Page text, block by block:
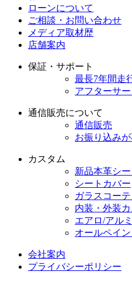
ローンについて
ご相談・お問い合わせ
メディア取材歴
店舗案内
保証・サポート
最長7年間走
アフターサー
通信販売について
通信販売
お振り込み
カスタム
新品本革シー
シートカバー
ガラスコー
内装・外装
エアロ/アル
オールペイン
会社案内
プライバシーポリシー